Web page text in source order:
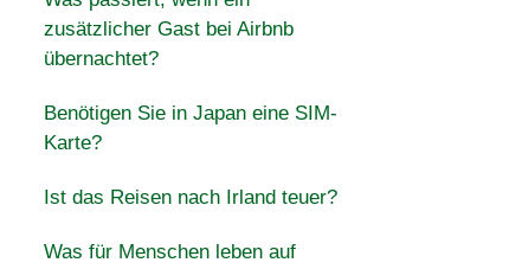
zusätzlicher Gast bei Airbnb
übernachtet?
Benötigen Sie in Japan eine SIM-
Karte?
Ist das Reisen nach Irland teuer?
Was für Menschen leben auf